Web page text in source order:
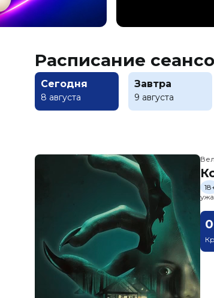
Расписание
Сегодня
8 августа
Завтра
9 августа